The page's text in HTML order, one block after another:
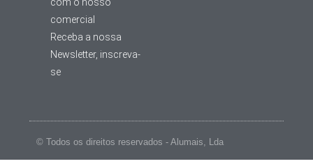
comercial
Receba a nossa
Newsletter, inscreva-
se
© Todos os direitos reservados - Alumais, Lda